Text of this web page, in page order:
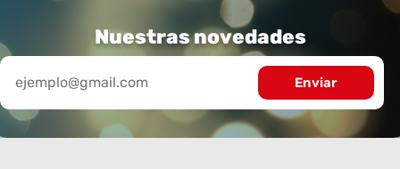
Nuestras novedades